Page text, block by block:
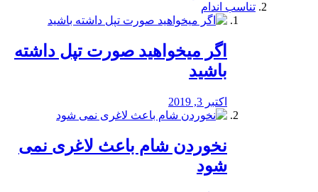
تناسب اندام
اگر میخواهید صورت تپل داشته
باشید
اکتبر 3, 2019
نخوردن شام باعث لاغری نمی
‌شود